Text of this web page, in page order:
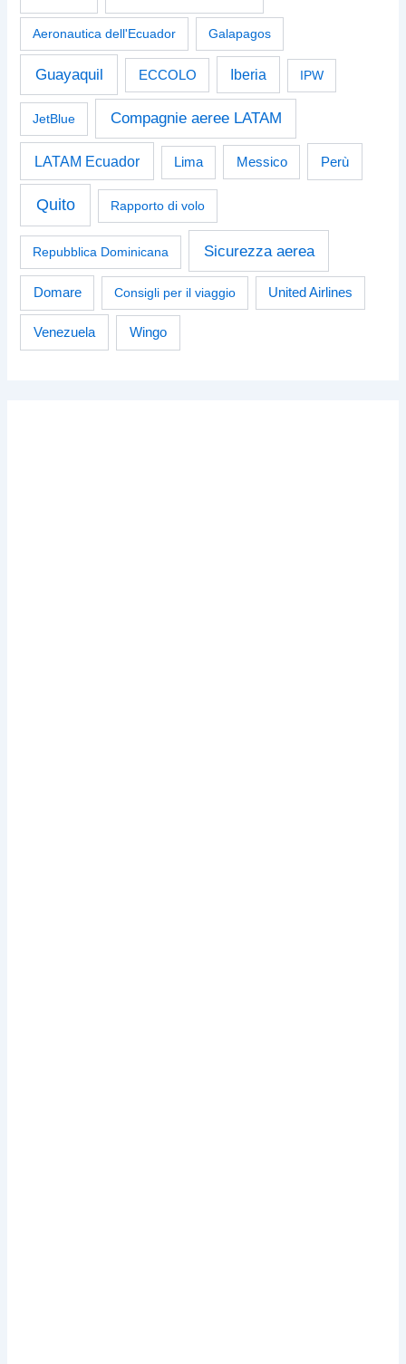
Aeronautica dell'Ecuador Galapagos
Guayaquil ECCOLO Iberia IPW
JetBlue Compagnie aeree LATAM
LATAM Ecuador Lima Messico Perù
Quito Rapporto di volo
Repubblica Dominicana Sicurezza aerea
Domare Consigli per il viaggio United Airlines
Venezuela Wingo